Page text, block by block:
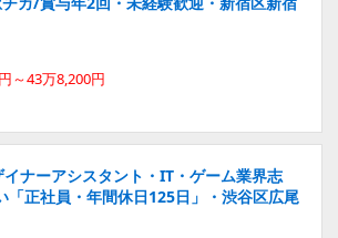
～43万8,200円
ナーアシスタント・IT・ゲーム業界志
「正社員・年間休日125日」・渋谷区広尾